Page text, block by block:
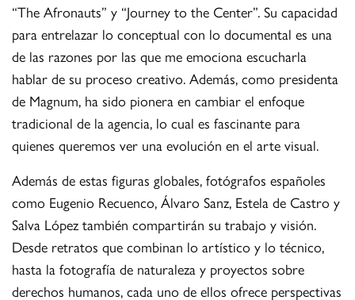
“The Afronauts” y “Journey to the Center”. Su capacidad
para entrelazar lo conceptual con lo documental es una
de las razones por las que me emociona escucharla
hablar de su proceso creativo. Además, como presidenta
de Magnum, ha sido pionera en cambiar el enfoque
tradicional de la agencia, lo cual es fascinante para
quienes queremos ver una evolución en el arte visual.
Además de estas figuras globales, fotógrafos españoles
como Eugenio Recuenco, Álvaro Sanz, Estela de Castro y
Salva López también compartirán su trabajo y visión.
Desde retratos que combinan lo artístico y lo técnico,
hasta la fotografía de naturaleza y proyectos sobre
derechos humanos, cada uno de ellos ofrece perspectivas